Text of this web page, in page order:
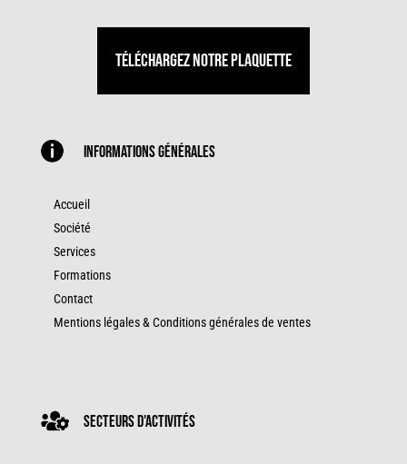
Téléchargez notre plaquette
 Informations générales
Accueil
Société
Services
Formations
Contact
Mentions légales & Conditions générales de ventes
 secteurs d'activités